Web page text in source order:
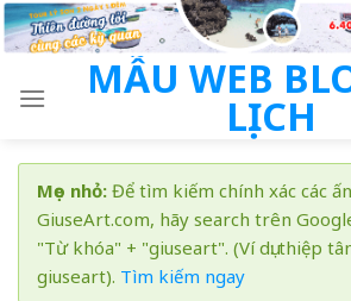
Skip
to
MẪU WEB
LỊCH
Mẹo nhỏ: Để tìm kiếm chính xác các
GiuseArt.com, hãy search trên
"Từ khóa" + "giuseart". (Ví dụ: thiệp
giuseart). Tìm kiếm ngay